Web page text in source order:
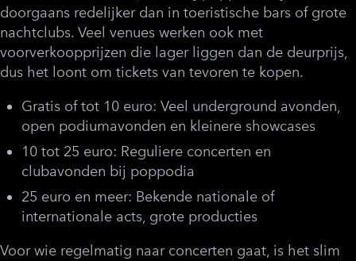
doorgaans redelijker dan in toeristische bars of grote
nachtclubs. Veel venues werken ook met
voorverkoopprijzen die lager liggen dan de deurprijs,
dus het loont om tickets van tevoren te kopen.
Gratis of tot 10 euro: Veel underground avonden,
open podiumavonden en kleinere showcases
10 tot 25 euro: Reguliere concerten en
clubavonden bij poppodia
25 euro en meer: Bekende nationale of
internationale acts, grote producties
Voor wie regelmatig naar concerten gaat, is het slim